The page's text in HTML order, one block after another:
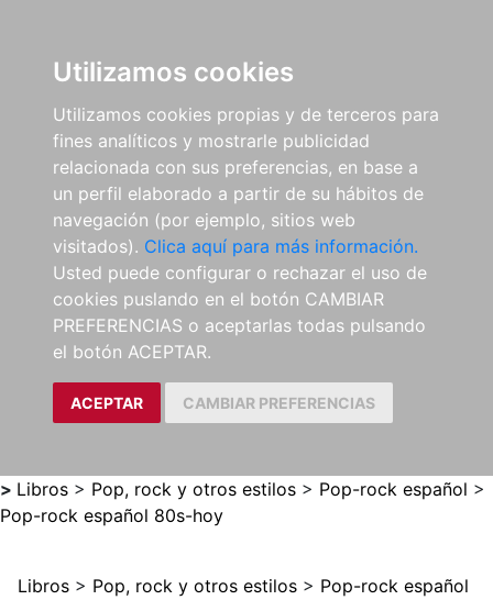
Utilizamos cookies
Utilizamos cookies propias y de terceros para
fines analíticos y mostrarle publicidad
relacionada con sus preferencias, en base a
un perfil elaborado a partir de su hábitos de
navegación (por ejemplo, sitios web
visitados). Clica aquí para más información.
Usted puede configurar o rechazar el uso de
cookies puslando en el botón CAMBIAR
PREFERENCIAS o aceptarlas todas pulsando
el botón ACEPTAR.
ACEPTAR CAMBIAR PREFERENCIAS
> Libros > Pop, rock y otros estilos > Pop-rock español >
Pop-rock español 80s-hoy
Libros > Pop, rock y otros estilos > Pop-rock español